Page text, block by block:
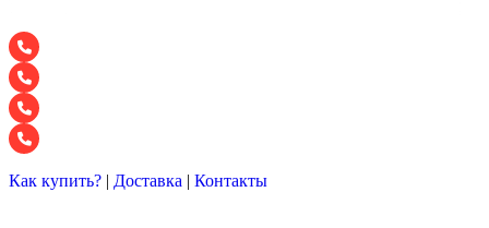
Как купить? | Доставка | Контакты